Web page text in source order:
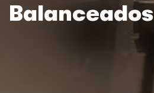
Balanceados